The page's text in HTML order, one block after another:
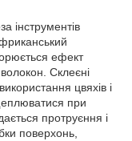
інструментів
ефект
Склеєні
цвяхів і
при
протруєння і
поверхонь,